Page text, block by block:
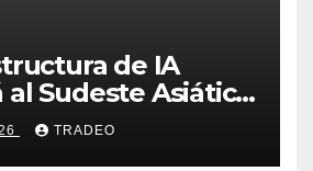
de IA
Sudeste Asiático,
Overseas
TRADEO